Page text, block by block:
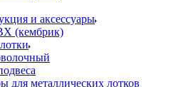
и аксессуары
(кембрик)
для металлических лотков